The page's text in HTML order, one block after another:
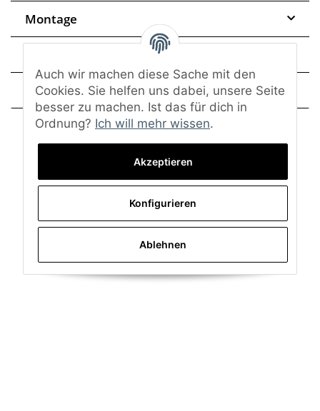
Montage
Trusted Shops - Bewertungen
Frage zum Artikel
Auch wir machen diese Sache mit den
Cookies. Sie helfen uns dabei, unsere Seite
besser zu machen. Ist das für dich in
Ordnung? Ich will mehr wissen.
Akzeptieren
Konfigurieren
Ablehnen